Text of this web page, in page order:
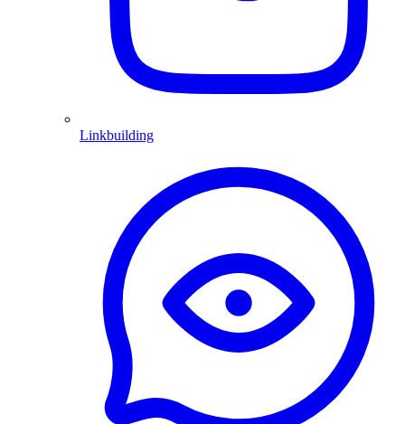
Linkbuilding